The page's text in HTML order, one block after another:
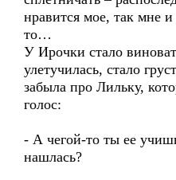
нравится мое, так мне
то…
У Ирочки стало
улетучилась, стало
забыла про Лильку,
голос:
- А чегой-то ты ее
нашлась?